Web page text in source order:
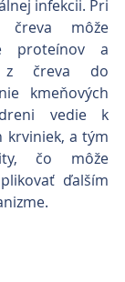
infekcii. Pri
čreva môže
proteínov a
z čreva do
kmeňových
vedie k
krviniek, a tým
čo môže
ďalším